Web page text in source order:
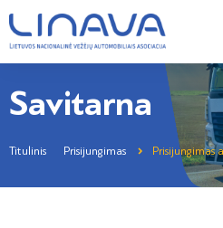
Savitarna
Titulinis Prisijungimas Prisijungimas